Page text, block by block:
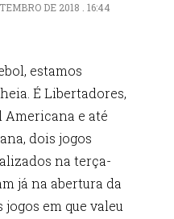
DE 2018 . 16:44
estamos
É Libertadores,
Americana e até
dois jogos
na terça-
já na abertura da
em que valeu